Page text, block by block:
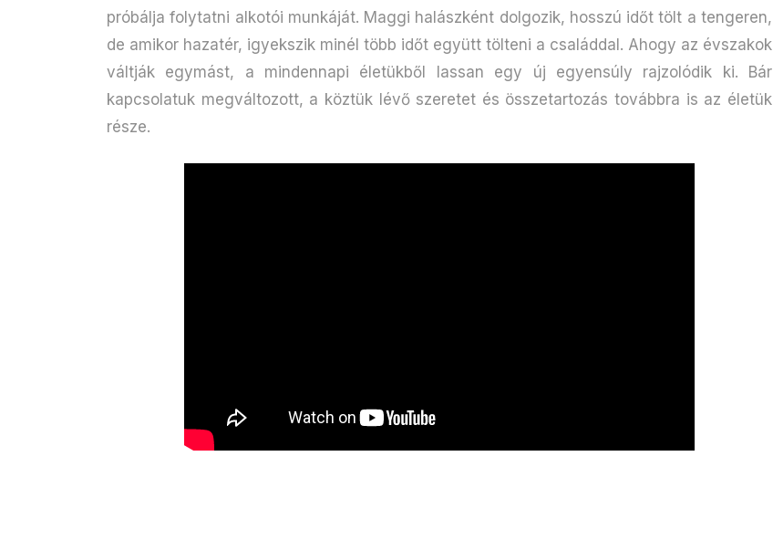
próbálja folytatni alkotói munkáját. Maggi halászként dolgozik, hosszú időt tölt a tengeren,
de amikor hazatér, igyekszik minél több időt együtt tölteni a családdal. Ahogy az évszakok
váltják egymást, a mindennapi életükből lassan egy új egyensúly rajzolódik ki. Bár
kapcsolatuk megváltozott, a köztük lévő szeretet és összetartozás továbbra is az életük
része.